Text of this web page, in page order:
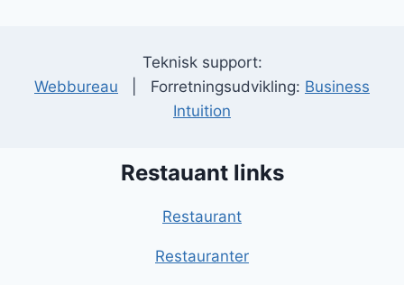
Teknisk support:
Webbureau | Forretningsudvikling: Business
Intuition
Restauant links
Restaurant
Restauranter